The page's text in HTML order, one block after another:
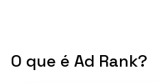
O que é Ad Rank?